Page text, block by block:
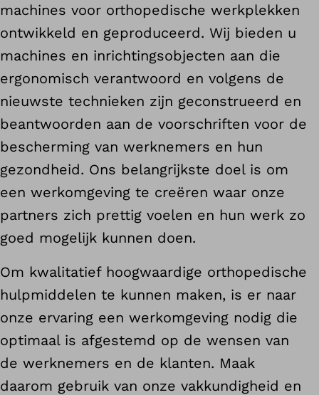
machines voor orthopedische werkplekken
ontwikkeld en geproduceerd. Wij bieden u
machines en inrichtingsobjecten aan die
ergonomisch verantwoord en volgens de
nieuwste technieken zijn geconstrueerd en
beantwoorden aan de voorschriften voor de
bescherming van werknemers en hun
gezondheid. Ons belangrijkste doel is om
een werkomgeving te creëren waar onze
partners zich prettig voelen en hun werk zo
goed mogelijk kunnen doen.
Om kwalitatief hoogwaardige orthopedische
hulpmiddelen te kunnen maken, is er naar
onze ervaring een werkomgeving nodig die
optimaal is afgestemd op de wensen van
de werknemers en de klanten. Maak
daarom gebruik van onze vakkundigheid en